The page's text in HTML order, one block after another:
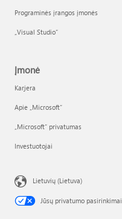
Programinės įrangos įmonės
„Visual Studio“
Įmonė
Karjera
Apie „Microsoft“
„Microsoft“ privatumas
Investuotojai
Lietuvių (Lietuva)
Jūsų privatumo pasirinkimai